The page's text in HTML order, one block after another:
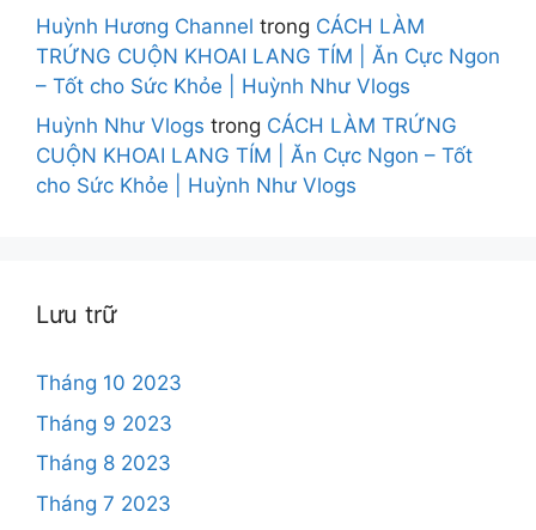
Huỳnh Hương Channel trong CÁCH LÀM
TRỨNG CUỘN KHOAI LANG TÍM | Ăn Cực Ngon
– Tốt cho Sức Khỏe | Huỳnh Như Vlogs
Huỳnh Như Vlogs trong CÁCH LÀM TRỨNG
CUỘN KHOAI LANG TÍM | Ăn Cực Ngon – Tốt
cho Sức Khỏe | Huỳnh Như Vlogs
Lưu trữ
Tháng 10 2023
Tháng 9 2023
Tháng 8 2023
Tháng 7 2023